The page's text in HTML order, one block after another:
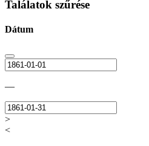
Találatok szűrése
Dátum
—
>
<